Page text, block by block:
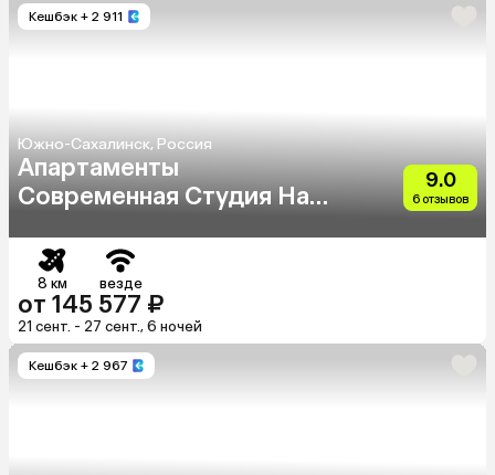
Кешбэк + 2 911
Южно-Сахалинск, Россия
Апартаменты
Современная Студия На
9.0
6 отзывов
8 км везде
от 145 577 ₽
21 сент. - 27 сент., 6 ночей
Кешбэк + 2 967